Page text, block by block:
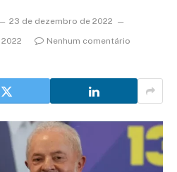
23 de dezembro de 2022
Nenhum comentário